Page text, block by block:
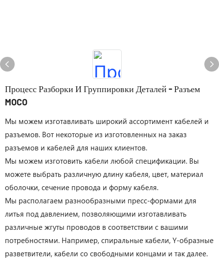
Процесс Разборки И Группировки Деталей - Разъем
MOCO
Мы можем изготавливать широкий ассортимент кабелей и
разъемов. Вот некоторые из изготовленных на заказ
разъемов и кабелей для наших клиентов.
Мы можем изготовить кабели любой спецификации. Вы
можете выбрать различную длину кабеля, цвет, материал
оболочки, сечение провода и форму кабеля.
Мы располагаем разнообразными пресс-формами для
литья под давлением, позволяющими изготавливать
различные жгуты проводов в соответствии с вашими
потребностями. Например, спиральные кабели, Y-образные
разветвители, кабели со свободными концами и так далее.